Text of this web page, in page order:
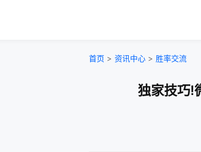
首页 > 资讯中心 > 胜率交流
独家技巧!